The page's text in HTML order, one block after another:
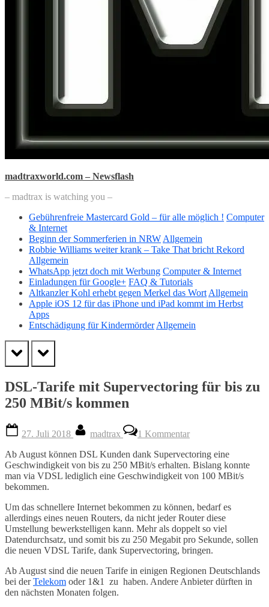
madtraxworld.com – Newsflash
– madtrax is watching you –
Gebührenfreie Mastercard Gold – für alle möglich ! Computer
& Internet
Beginn der Sommerferien in NRW Allgemein
Robbie Williams weiter krank – Take That bricht Rekord
Allgemein
WhatsApp jetzt doch mit Werbung Computer & Internet
Einladungen für Google+ FAQ & Tutorials
Altkanzler Kohl erhebt gegen Merkel das Wort Allgemein
Apple iOS 12 für das iPhone und iPad kommt im Herbst
Apps
Entschädigung für Kindermörder Allgemein
prev next
DSL-Tarife mit Supervectoring für bis zu
250 MBit/s kommen
on
27. Juli 2018 madtrax 1 KommentarDSL-
Tarife
mit
Supervectoring
für
zu
250
MBit/s
kommen
Ab August können DSL Kunden dank Supervectoring eine
Geschwindigkeit von bis zu 250 MBit/s erhalten. Bislang konnte
man via VDSL lediglich eine Geschwindigkeit von 100 MBit/s
bekommen.
Um das schnellere Internet bekommen zu können, bedarf es
allerdings eines neuen Routers, da nicht jeder Router diese
Umstellung bewerkstelligen kann. Mehr als doppelt so viel
Datendurchsatz, und somit bis zu 250 Megabit pro Sekunde, sollen
die neuen VDSL Tarife, dank Supervectoring, bringen.
Ab August sind die neuen Tarife in einigen Regionen Deutschlands
bei derTelekom oder 1&1 zu haben. Andere Anbieter dürften in
den nächsten Monaten folgen.